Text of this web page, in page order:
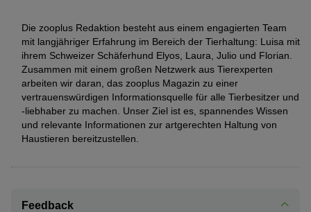
Die zooplus Redaktion besteht aus einem engagierten Team
mit langjähriger Erfahrung im Bereich der Tierhaltung: Luisa mit
ihrem Schweizer Schäferhund Elyos, Laura, Julio und Florian.
Zusammen mit einem großen Netzwerk aus Tierexperten
arbeiten wir daran, das zooplus Magazin zu einer
vertrauenswürdigen Informationsquelle für alle Tierbesitzer und
-liebhaber zu machen. Unser Ziel ist es, spannendes Wissen
und relevante Informationen zur artgerechten Haltung von
Haustieren bereitzustellen.
Feedback